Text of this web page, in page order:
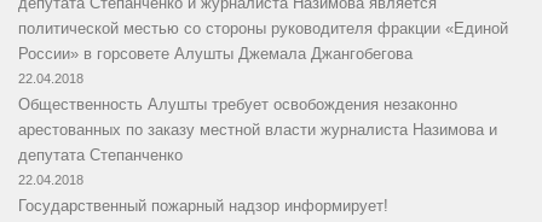
политической местью со стороны руководителя фракции «Единой
России» в горсовете Алушты Джемала Джангобегова
22.04.2018
Общественность Алушты требует освобождения незаконно
арестованных по заказу местной власти журналиста Назимова и
депутата Степанченко
22.04.2018
Государственный пожарный надзор информирует!